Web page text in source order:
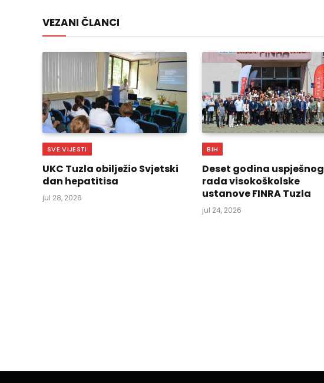
VEZANI ČLANCI
SVE VIJESTI
UKC Tuzla obilježio Svjetski
dan hepatitisa
jul 28, 2026
BIH
Deset godina uspješnog
rada visokoškolske
ustanove FINRA Tuzla
jul 24, 2026